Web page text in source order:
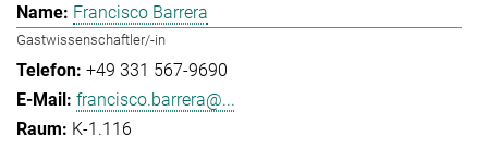
Francisco Barrera
Gastwissenschaftler/-in
+49 331 567-9690
francisco.barrera@...
K-1.116